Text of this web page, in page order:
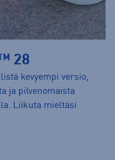
28
kevyempi versio,
ja pilvenomaista
Liikuta mieltäsi